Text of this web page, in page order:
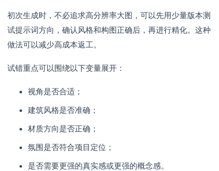
初次生成时，不必追求高分辨率大图，可以先用少量版本测
试提示词方向，确认风格和构图正确后，再进行精化。这种
做法可以减少高成本返工。
试错重点可以围绕以下变量展开：
视角是否合适；
建筑风格是否准确；
材质方向是否正确；
氛围是否符合项目定位；
是否需要更强的真实感或更强的概念感。